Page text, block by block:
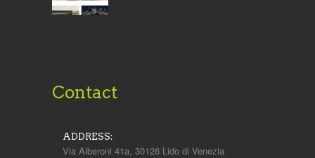
Contact
ADDRESS:
Via Alberoni 41a, 30126 Lido di Venezia